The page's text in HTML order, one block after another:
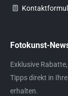
Fotokunst-
Exklusive
Tipps direkt in
erhalten.